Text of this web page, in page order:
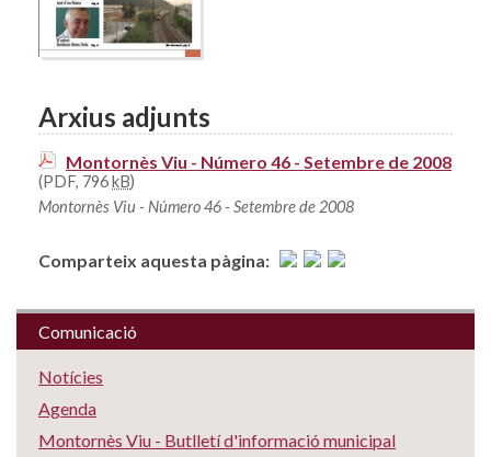
Arxius adjunts
Montornès Viu - Número 46 - Setembre de 2008
(PDF, 796kB)
Montornès Viu - Número 46 - Setembre de 2008
Comparteix aquesta pàgina:
Comunicació
Notícies
Agenda
Montornès Viu - Butlletí d'informació municipal